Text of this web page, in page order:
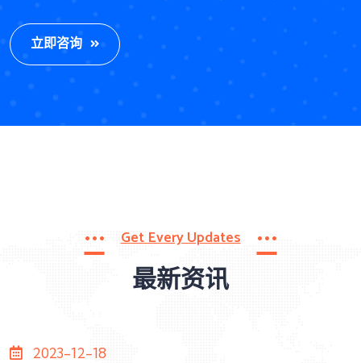
立即咨询
Get Every Updates
最新资讯
2023-12-18